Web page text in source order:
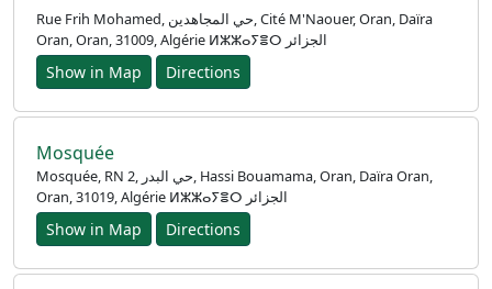
Rue Frih Mohamed, حي المجاهدين, Cité M'Naouer, Oran, Daïra
Oran, Oran, 31009, Algérie ⵍⵣⵣⴰⵢⴻⵔ الجزائر
Show in Map Directions
Mosquée
Mosquée, RN 2, حي البدر, Hassi Bouamama, Oran, Daïra Oran,
Oran, 31019, Algérie ⵍⵣⵣⴰⵢⴻⵔ الجزائر
Show in Map Directions